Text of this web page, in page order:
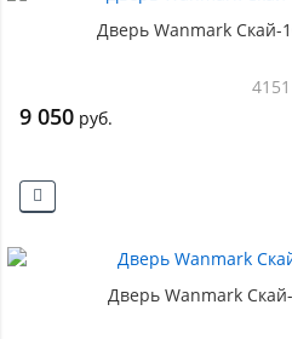
Дверь Wanmark Скай-
4151
9 050 руб.
Дверь Wanmark